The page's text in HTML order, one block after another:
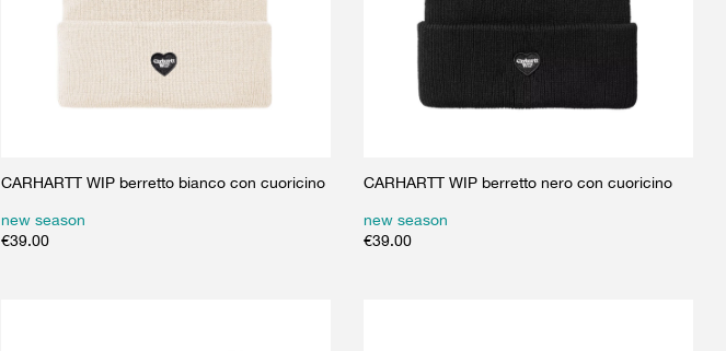
CARHARTT WIP berretto bianco con cuoricino
new season
€39.00
CARHARTT WIP berretto nero con cuoricino
new season
€39.00